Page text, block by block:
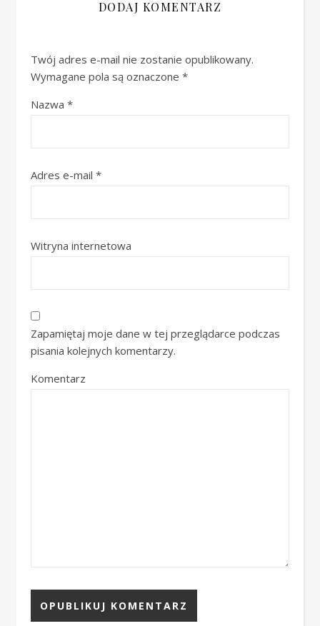
DODAJ KOMENTARZ
Twój adres e-mail nie zostanie opublikowany.
Wymagane pola są oznaczone *
Nazwa *
Adres e-mail *
Witryna internetowa
Zapamiętaj moje dane w tej przeglądarce podczas
pisania kolejnych komentarzy.
Komentarz